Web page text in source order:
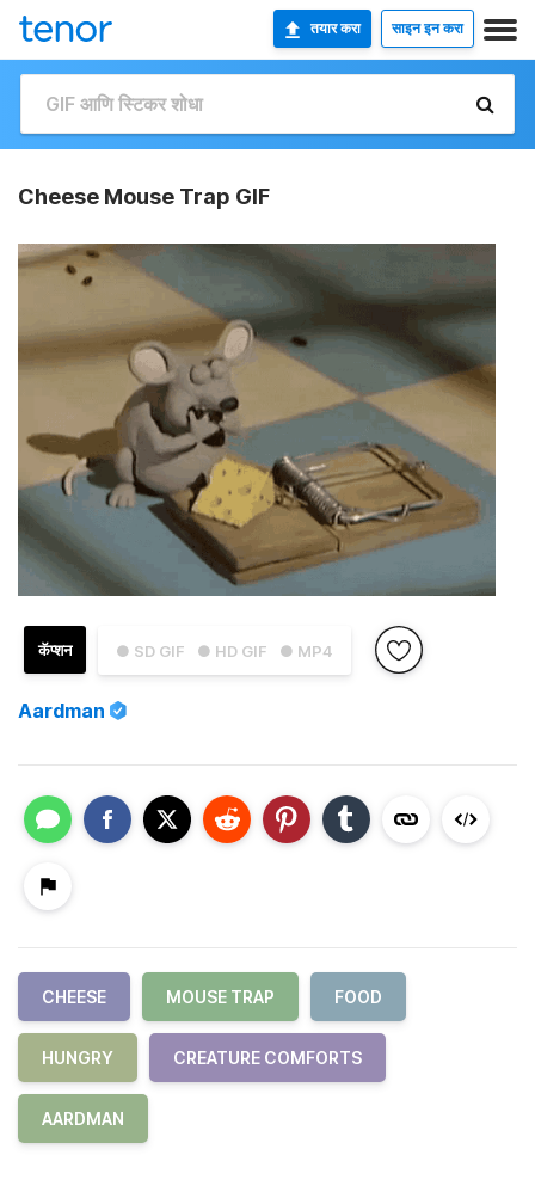
तयार करा साइन इन करा
Cheese Mouse Trap GIF
● SD GIF ● HD GIF ● MP4
कॅप्शन
Aardman
CHEESE MOUSE TRAP FOOD
HUNGRY CREATURE COMFORTS
AARDMAN